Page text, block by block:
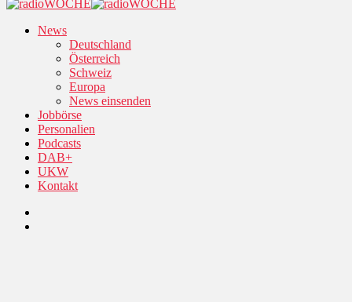
News
Deutschland
Österreich
Schweiz
Europa
News einsenden
Jobbörse
Personalien
Podcasts
DAB+
UKW
Kontakt